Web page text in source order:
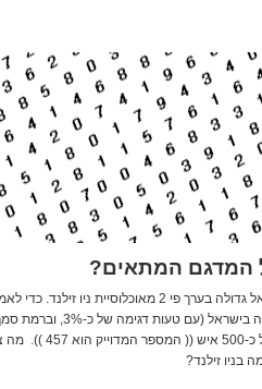
המדגם המתאים?
אוכלוסיית ישראל גדולה בערך פי 2 מאוכלוסיית
מייצג בגודל של כ-
בניו זילנד?